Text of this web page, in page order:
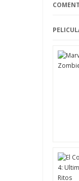
uniendo